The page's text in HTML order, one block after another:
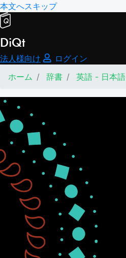
本文へスキップ
DiQt
法人様向け
ログイン
ホーム
辞書 英語 - 日本語